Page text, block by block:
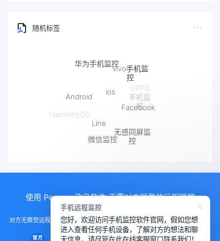
随机标签
华为手机监控vivo手机监
控
OPPO
手机监
控
HarmonyOS
Facebook
无感同屏监
控
微信监控
使用 Pegasus飞马软件 无需对方同意的远程同屏
对方无察觉远程控制手机， 远程控制手机的软件，手机监测另一部手机软件，
远程查看对方微信聊天
手机远程监控
您好，欢迎访问手机监控软件官网，假如您想
进入查看任何手机设备，了解对方的想法和聊
天信息，请尽管在此在线客服窗口联系我们！